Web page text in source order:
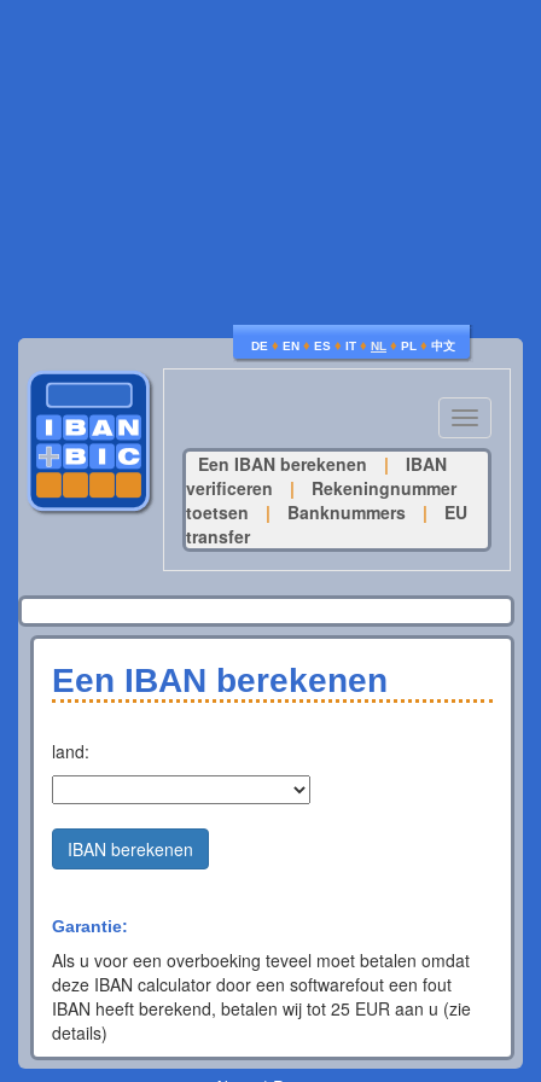
DE ♦ EN ♦ ES ♦ IT ♦ NL ♦ PL ♦ 中文
Toggle
navigation
Een IBAN berekenen
|
IBAN
verificeren
|
Rekeningnummer
toetsen
| Banknummers |
EU
transfer
Een IBAN berekenen
land:
IBAN berekenen
Garantie:
Als u voor een overboeking teveel moet betalen omdat
deze IBAN calculator door een softwarefout een fout
IBAN heeft berekend, betalen wij tot 25 EUR aan u (zie
details)